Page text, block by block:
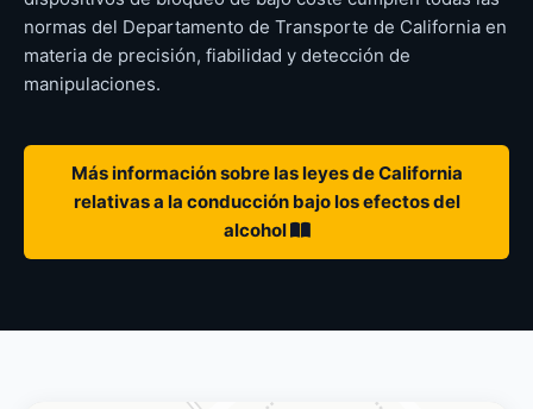
normas del Departamento de Transporte de California en
materia de precisión, fiabilidad y detección de
manipulaciones.
Más información sobre las leyes de California
relativas a la conducción bajo los efectos del
alcohol